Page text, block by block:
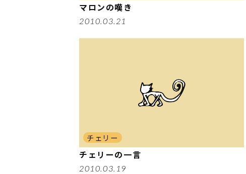
マロンの嘆き
2010.03.21
チェリー
チェリーの一言
2010.03.19